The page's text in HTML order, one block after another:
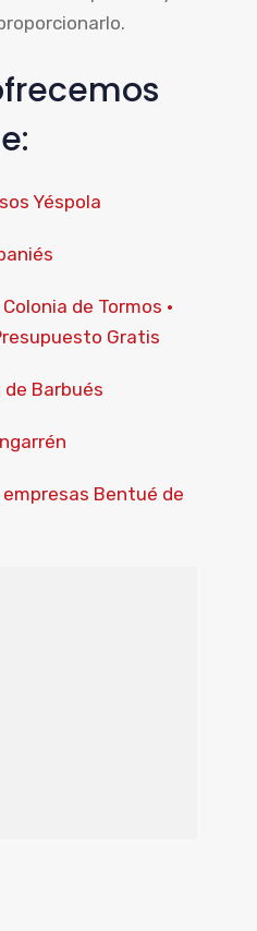
Yéspola
de Tormos ·
Gratis
Barbués
Bentué de